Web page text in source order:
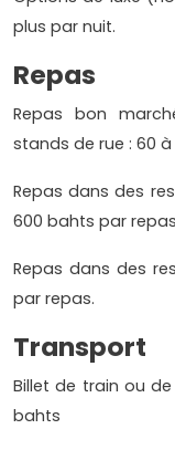
plus par nuit.
Repas
Repas bon
stands de rue : 60
Repas dans des
600 bahts par
Repas dans des
par repas.
Transport
Billet de train ou
bahts